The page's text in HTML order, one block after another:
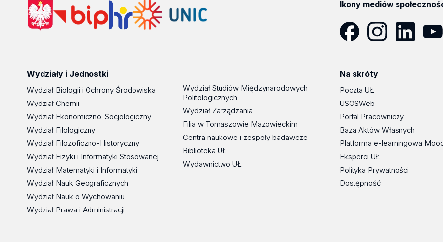
Ikony mediów
Wydziały i Jednostki
Wydział Biologii i Ochrony Środowiska
Wydział Chemii
Wydział Ekonomiczno-Socjologiczny
Wydział Filologiczny
Wydział Filozoficzno-Historyczny
Wydział Fizyki i Informatyki Stosowanej
Wydział Matematyki i Informatyki
Wydział Nauk Geograficznych
Wydział Nauk o Wychowaniu
Wydział Prawa i Administracji
Wydział Studiów Międzynarodowych i
Politologicznych
Wydział Zarządzania
Filia w Tomaszowie Mazowieckim
Centra naukowe i zespoły badawcze
Biblioteka UŁ
Wydawnictwo UŁ
Na skróty
Poczta UŁ
USOSWeb
Portal Pracowniczy
Baza Aktów Własnych
Platforma e-learningowa
Eksperci UŁ
Polityka Prywatności
Dostępność